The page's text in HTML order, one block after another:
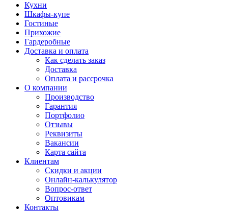
Кухни
Шкафы-купе
Гостиные
Прихожие
Гардеробные
Доставка и оплата
Как сделать заказ
Доставка
Оплата и рассрочка
О компании
Производство
Гарантия
Портфолио
Отзывы
Реквизиты
Вакансии
Карта сайта
Клиентам
Скидки и акции
Онлайн-калькулятор
Вопрос-ответ
Оптовикам
Контакты